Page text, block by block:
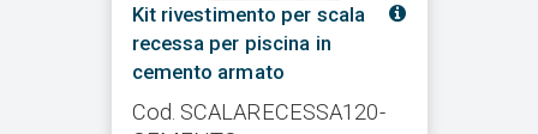
Kit rivestimento per scala
recessa per piscina in
cemento armato
Cod. SCALARECESSA120-